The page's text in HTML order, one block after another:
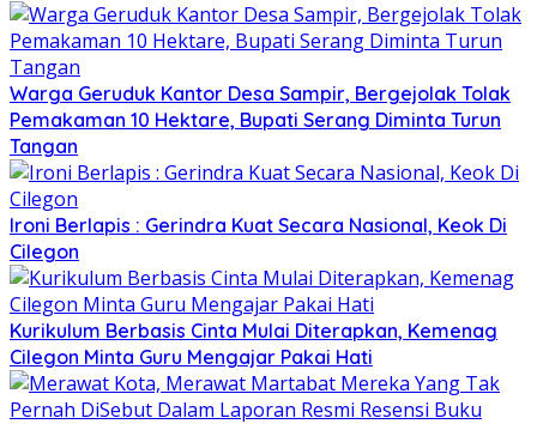
Warga Geruduk Kantor Desa Sampir, Bergejolak Tolak
Pemakaman 10 Hektare, Bupati Serang Diminta Turun
Tangan
Ironi Berlapis : Gerindra Kuat Secara Nasional, Keok Di
Cilegon
Kurikulum Berbasis Cinta Mulai Diterapkan, Kemenag
Cilegon Minta Guru Mengajar Pakai Hati